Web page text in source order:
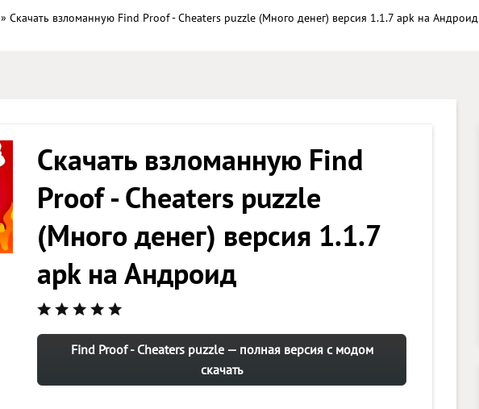
» Скачать взломанную Find Proof - Cheaters puzzle (Много денег) версия 1.1.7 apk на Андроид
Скачать взломанную Find
Proof - Cheaters puzzle
(Много денег) версия 1.1.7
apk на Андроид
Find Proof - Cheaters puzzle — полная версия с модом
скачать